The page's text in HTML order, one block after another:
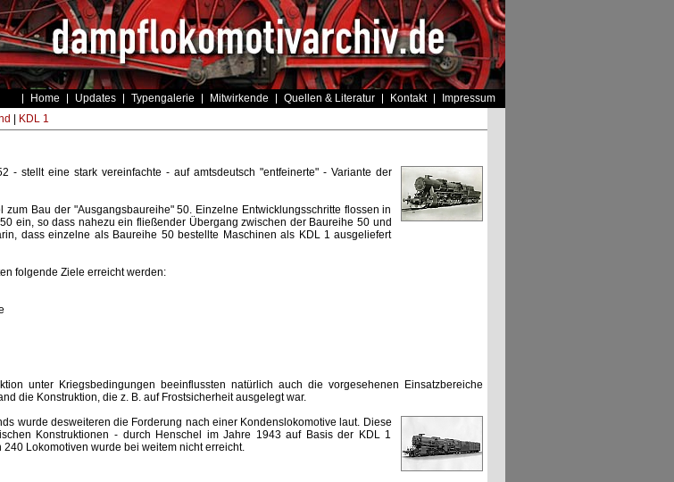
Home Updates Typengalerie Mitwirkende Quellen & Literatur Kontakt Impressum
KDL 1
- stellt eine stark vereinfachte - auf amtsdeutsch "entfeinerte" - Variante der
Bau der "Ausgangsbaureihe" 50. Einzelne Entwicklungsschritte flossen in
ein, so dass nahezu ein fließender Übergang zwischen der Baureihe 50 und
dass einzelne als Baureihe 50 bestellte Maschinen als KDL 1 ausgeliefert
folgende Ziele erreicht werden:
unter Kriegsbedingungen beeinflussten natürlich auch die vorgesehenen Einsatzbereiche
die Konstruktion, die z. B. auf Frostsicherheit ausgelegt war.
wurde desweiteren die Forderung nach einer Kondenslokomotive laut. Diese
Konstruktionen - durch Henschel im Jahre 1943 auf Basis der KDL 1
Lokomotiven wurde bei weitem nicht erreicht.